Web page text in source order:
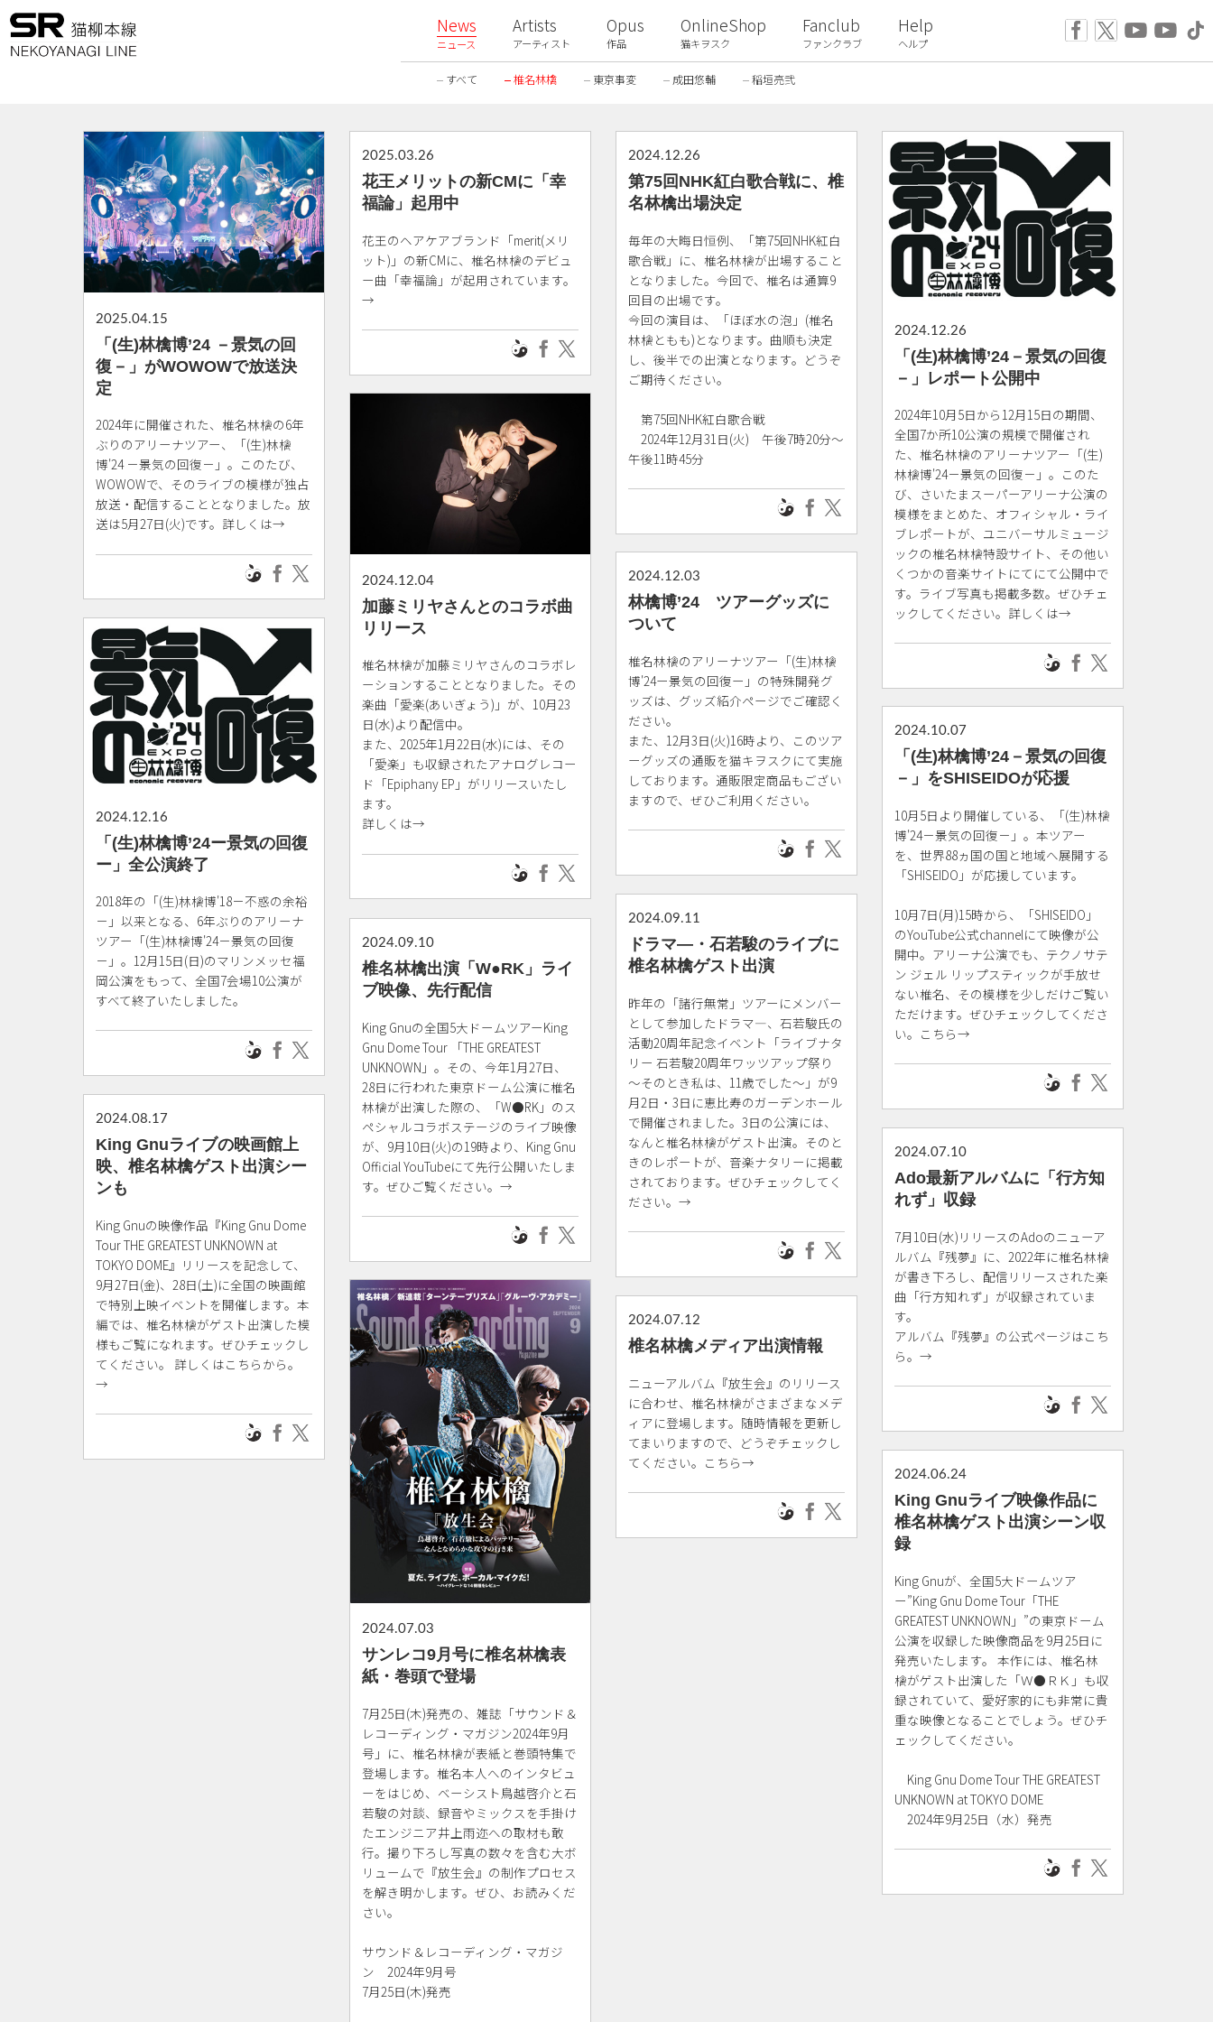
News
ニュース
Artists
アーティスト
Opus
作品
OnlineShop
猫キヲスク
Fanclub
ファンクラブ
Help
ヘルプ
すべて 椎名林檎 東京事変 成田悠輔 稲垣亮弐
2025.04.15
「(生)林檎博’24 －景気の回
復－」がWOWOWで放送決
定
2024年に開催された、椎名林檎の6年
ぶりのアリーナツアー、「(生)林檎
博'24 －景気の回復－」。このたび、
WOWOWで、そのライブの模様が独占
放送・配信することとなりました。放
送は5月27日(火)です。詳しくは→
2025.03.26
花王メリットの新CMに「幸
福論」起用中
花王のヘアケアブランド「merit(メリ
ット)」の新CMに、椎名林檎のデビュ
ー曲「幸福論」が起用されています。
→
2024.12.26
第75回NHK紅白歌合戦に、椎
名林檎出場決定
毎年の大晦日恒例、「第75回NHK紅白
歌合戦」に、椎名林檎が出場すること
となりました。今回で、椎名は通算9
回目の出場です。
今回の演目は、「ほぼ水の泡」(椎名
林檎ともも)となります。曲順も決定
し、後半での出演となります。どうぞ
ご期待ください。
第75回NHK紅白歌合戦
2024年12月31日(火) 午後7時20分～
午後11時45分
2024.12.26
「(生)林檎博’24－景気の回復
－」レポート公開中
2024年10月5日から12月15日の期間、
全国7か所10公演の規模で開催され
た、椎名林檎のアリーナツアー「(生)
林檎博'24－景気の回復－」。このた
び、さいたまスーパーアリーナ公演の
模様をまとめた、オフィシャル・ライ
ブレポートが、ユニバーサルミュージ
ックの椎名林檎特設サイト、その他い
くつかの音楽サイトにてにて公開中で
す。ライブ写真も掲載多数。ぜひチェ
ックしてください。詳しくは→
2024.12.04
加藤ミリヤさんとのコラボ曲
リリース
椎名林檎が加藤ミリヤさんのコラボレ
ーションすることとなりました。その
楽曲「愛楽(あいぎょう)」が、10月23
日(水)より配信中。
また、2025年1月22日(水)には、その
「愛楽」も収録されたアナログレコー
ド「Epiphany EP」がリリースいたし
ます。
詳しくは→
2024.12.03
林檎博’24 ツアーグッズに
ついて
椎名林檎のアリーナツアー「(生)林檎
博'24ー景気の回復ー」の特殊開発グ
ッズは、グッズ紹介ページでご確認く
ださい。
また、12月3日(火)16時より、このツア
ーグッズの通販を猫キヲスクにて実施
しております。通販限定商品もござい
ますので、ぜひご利用ください。
2024.12.16
「(生)林檎博’24ー景気の回復
ー」全公演終了
2018年の「(生)林檎博'18－不惑の余裕
－」以来となる、6年ぶりのアリーナ
ツアー「(生)林檎博'24－景気の回復
－」。12月15日(日)のマリンメッセ福
岡公演をもって、全国7会場10公演が
すべて終了いたしました。
2024.10.07
「(生)林檎博’24－景気の回復
－」をSHISEIDOが応援
10月5日より開催している、「(生)林檎
博'24－景気の回復－」。本ツアー
を、世界88ヵ国の国と地域へ展開する
「SHISEIDO」が応援しています。
10月7日(月)15時から、「SHISEIDO」
のYouTube公式channelにて映像が公
開中。アリーナ公演でも、テクノサテ
ン ジェル リップスティックが手放せ
ない椎名、その模様を少しだけご覧い
ただけます。ぜひチェックしてくださ
い。こちら→
2024.09.11
ドラマ―・石若駿のライブに
椎名林檎ゲスト出演
昨年の「諸行無常」ツアーにメンバー
として参加したドラマ―、石若駿氏の
活動20周年記念イベント「ライブナタ
リー 石若駿20周年ワッツアップ祭り
～そのとき私は、11歳でした～」が9
月2日・3日に恵比寿のガーデンホール
で開催されました。3日の公演には、
なんと椎名林檎がゲスト出演。そのと
きのレポートが、音楽ナタリーに掲載
されております。ぜひチェックしてく
ださい。→
2024.09.10
椎名林檎出演「W●RK」ライ
ブ映像、先行配信
King Gnuの全国5大ドームツアーKing
Gnu Dome Tour 「THE GREATEST
UNKNOWN」。その、今年1月27日、
28日に行われた東京ドーム公演に椎名
林檎が出演した際の、「W●RK」のス
ペシャルコラボステージのライブ映像
が、9月10日(火)の19時より、King Gnu
Official YouTubeにて先行公開いたしま
す。ぜひご覧ください。→
2024.08.17
King Gnuライブの映画館上
映、椎名林檎ゲスト出演シー
ンも
King Gnuの映像作品『King Gnu Dome
Tour THE GREATEST UNKNOWN at
TOKYO DOME』リリースを記念して、
9月27日(金)、28日(土)に全国の映画館
で特別上映イベントを開催します。本
編では、椎名林檎がゲスト出演した模
様もご覧になれます。ぜひチェックし
てください。 詳しくはこちらから。
→
2024.07.10
Ado最新アルバムに「行方知
れず」収録
7月10日(水)リリースのAdoのニューア
ルバム『残夢』に、2022年に椎名林檎
が書き下ろし、配信リリースされた楽
曲「行方知れず」が収録されていま
す。
アルバム『残夢』の公式ページはこち
ら。→
2024.07.03
サンレコ9月号に椎名林檎表
紙・巻頭で登場
7月25日(木)発売の、雑誌「サウンド＆
レコーディング・マガジン2024年9月
号」に、椎名林檎が表紙と巻頭特集で
登場します。椎名本人へのインタビュ
ーをはじめ、ベーシスト鳥越啓介と石
若駿の対談、録音やミックスを手掛け
たエンジニア井上雨迩への取材も敢
行。撮り下ろし写真の数々を含む大ボ
リュームで『放生会』の制作プロセス
を解き明かします。ぜひ、お読みくだ
さい。
サウンド＆レコーディング・マガジ
ン 2024年9月号
7月25日(木)発売
2024.07.12
椎名林檎メディア出演情報
ニューアルバム『放生会』のリリース
に合わせ、椎名林檎がさまざまなメデ
ィアに登場します。随時情報を更新し
てまいりますので、どうぞチェックし
てください。こちら→
2024.06.24
King Gnuライブ映像作品に
椎名林檎ゲスト出演シーン収
録
King Gnuが、全国5大ドームツア
ー”King Gnu Dome Tour「THE
GREATEST UNKNOWN」”の東京ドーム
公演を収録した映像商品を9月25日に
発売いたします。 本作には、椎名林
檎がゲスト出演した「Ｗ●ＲＫ」も収
録されていて、愛好家的にも非常に貴
重な映像となることでしょう。ぜひチ
ェックしてください。
King Gnu Dome Tour THE GREATEST
UNKNOWN at TOKYO DOME
2024年9月25日（水）発売